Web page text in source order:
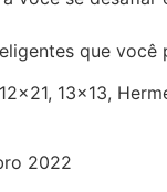
que você
13×13,
2022